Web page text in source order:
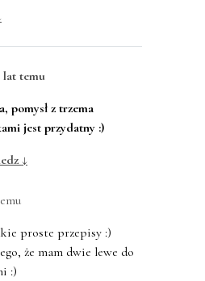
lat temu
pomysł z trzema
jest przydatny :)
↓
proste przepisy :)
że mam dwie lewe do
:)